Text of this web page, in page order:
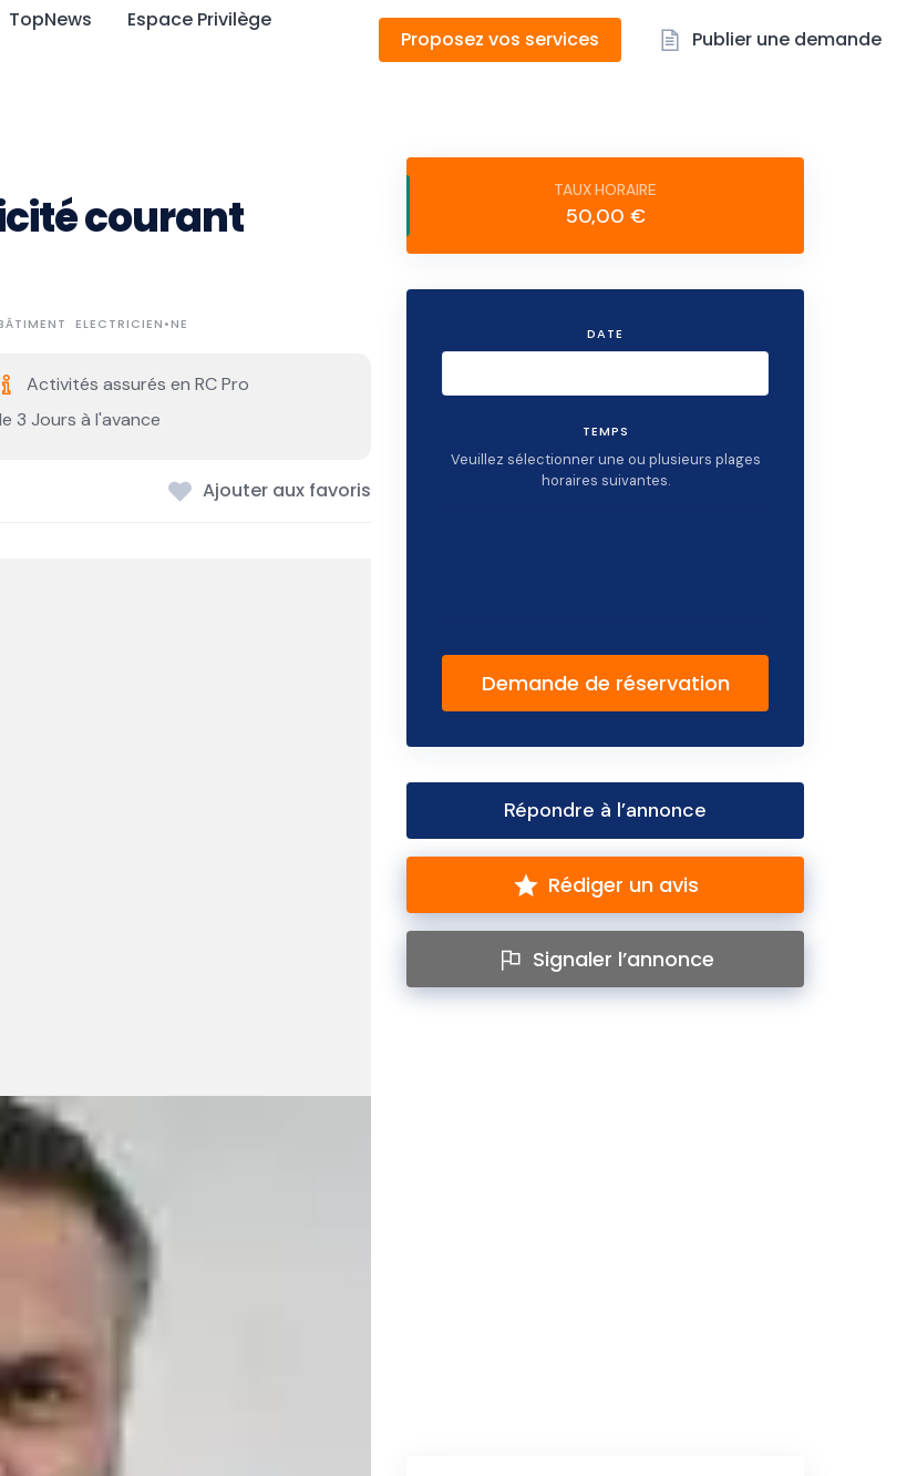
TopNews
Espace Privilège
Proposez vos services Publier une demande
courant
ELECTRICIEN•NE
Activités assurés en RC Pro
3 Jours à l'avance
Ajouter aux favoris
50,00 €
DATE
TEMPS
Veuillez sélectionner une ou plusieurs plages
horaires suivantes.
Demande de réservation
Répondre à l’annonce
Rédiger un avis
Signaler l’annonce